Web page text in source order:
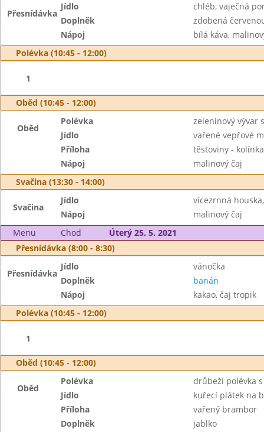
Přesnídávka
Jídlo
chléb, vaječná
Doplněk
zdobená
Nápoj
bílá káva,
Polévka (10:45 - 12:00)
1
Oběd (10:45 - 12:00)
Oběd
Polévka
zeleninový vývar
Jídlo
vařené vepřové
Příloha
těstoviny - kolínka
Nápoj
malinový čaj
Svačina (13:30 - 14:00)
Svačina
Jídlo
vícezrnná
Nápoj
malinový čaj
Menu
Chod
Úterý 25. 5. 2021
Přesnídávka (8:00 - 8:30)
Přesnídávka
Jídlo
vánočka
Doplněk
banán
Nápoj
kakao, čaj tropik
Polévka (10:45 - 12:00)
1
Oběd (10:45 - 12:00)
Oběd
Polévka
drůbeží polévka
Jídlo
kuřecí plátek na
Příloha
vařený brambor
Doplněk
jablko